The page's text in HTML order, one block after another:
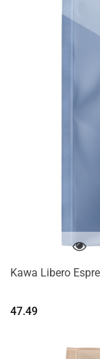
Kawa Libero
47.49